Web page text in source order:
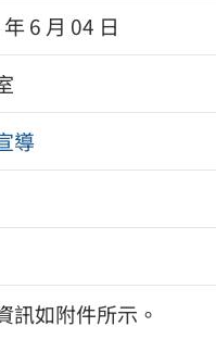
6 月 04 日
導
訊如附件所示。